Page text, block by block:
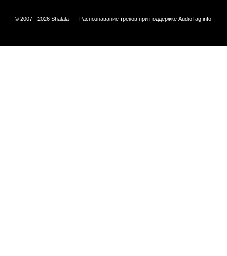
© 2007 - 2026 Shalala Распознавание треков при поддержке AudioTag.info